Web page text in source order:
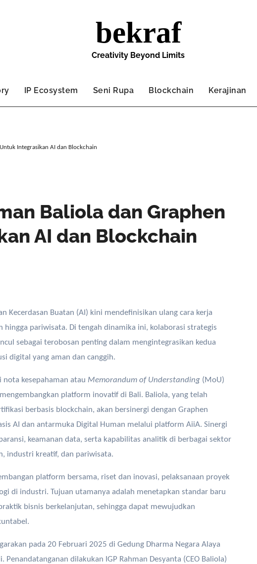
bekraf
Creativity Beyond Limits
IP Ecosystem Seni Rupa Blockchain Kerajinan
Integrasikan AI dan Blockchain
Baliola dan Graphen
AI dan Blockchain
pariwisata. Di tengah dinamika ini, kolaborasi strategis
sebagai terobosan penting dalam mengintegrasikan kedua
digital yang aman dan canggih.
nota kesepahaman atau Memorandum of Understanding (MoU)
platform inovatif di Bali. Baliola, yang telah
berbasis blockchain, akan bersinergi dengan Graphen
AI dan antarmuka Digital Human melalui platform AiiA. Sinergi
keamanan data, serta kapabilitas analitik di berbagai sektor
industri kreatif, dan pariwisata.
platform bersama, riset dan inovasi, pelaksanaan proyek
di industri. Tujuan utamanya adalah menetapkan standar baru
bisnis berkelanjutan, sehingga dapat mewujudkan
pada 20 Februari 2025 di Gedung Dharma Negara Alaya
Penandatanganan dilakukan IGP Rahman Desyanta (CEO Baliola)